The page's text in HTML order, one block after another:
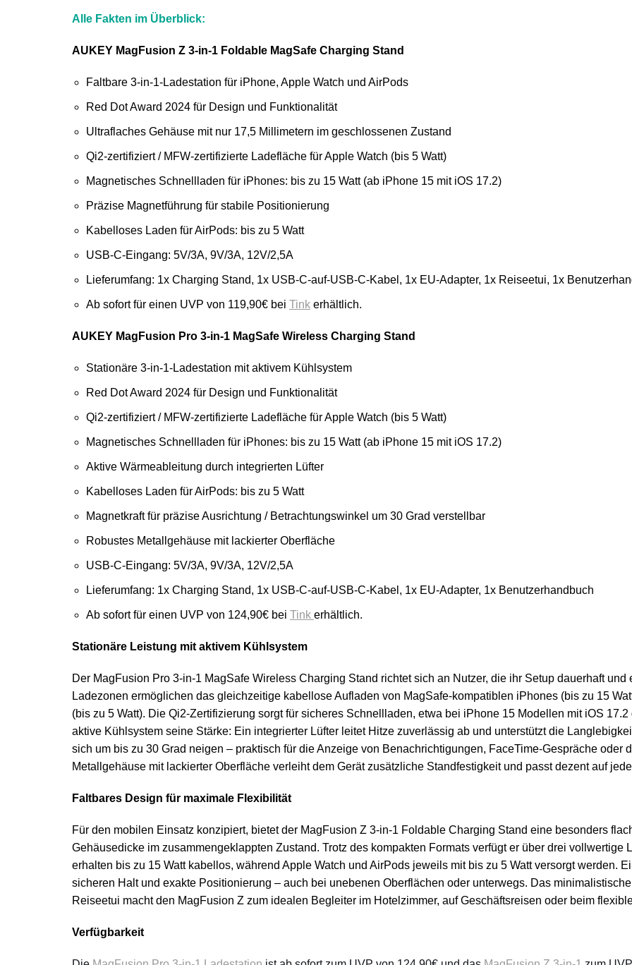
Alle Fakten im Überblick:
AUKEY MagFusion Z 3-in-1 Foldable MagSafe Charging Stand
Faltbare 3-in-1-Ladestation für iPhone, Apple Watch und AirPods
Red Dot Award 2024 für Design und Funktionalität
Ultraflaches Gehäuse mit nur 17,5 Millimetern im geschlossenen Zustand
Qi2-zertifiziert / MFW-zertifizierte Ladefläche für Apple Watch (bis 5 Watt)
Magnetisches Schnellladen für iPhones: bis zu 15 Watt (ab iPhone 15 mit iOS 17.2)
Präzise Magnetführung für stabile Positionierung
Kabelloses Laden für AirPods: bis zu 5 Watt
USB-C-Eingang: 5V/3A, 9V/3A, 12V/2,5A
Lieferumfang: 1x Charging Stand, 1x USB-C-auf-USB-C-Kabel, 1x EU-Adapter, 1x Reiseetui, 1x
Ab sofort für einen UVP von 119,90€ bei Tink erhältlich.
AUKEY MagFusion Pro 3-in-1 MagSafe Wireless Charging Stand
Stationäre 3-in-1-Ladestation mit aktivem Kühlsystem
Red Dot Award 2024 für Design und Funktionalität
Qi2-zertifiziert / MFW-zertifizierte Ladefläche für Apple Watch (bis 5 Watt)
Magnetisches Schnellladen für iPhones: bis zu 15 Watt (ab iPhone 15 mit iOS 17.2)
Aktive Wärmeableitung durch integrierten Lüfter
Kabelloses Laden für AirPods: bis zu 5 Watt
Magnetkraft für präzise Ausrichtung / Betrachtungswinkel um 30 Grad verstellbar
Robustes Metallgehäuse mit lackierter Oberfläche
USB-C-Eingang: 5V/3A, 9V/3A, 12V/2,5A
Lieferumfang: 1x Charging Stand, 1x USB-C-auf-USB-C-Kabel, 1x EU-Adapter, 1x Benutzerhandbuch
Ab sofort für einen UVP von 124,90€ bei Tink erhältlich.
Stationäre Leistung mit aktivem Kühlsystem
Der MagFusion Pro 3-in-1 MagSafe Wireless Charging Stand richtet sich an Nutzer, die ihr Setup dauerhaft
Ladezonen ermöglichen das gleichzeitige kabellose Aufladen von MagSafe-kompatiblen iPhones (bis zu 15
(bis zu 5 Watt). Die Qi2-Zertifizierung sorgt für sicheres Schnellladen, etwa bei iPhone 15 Modellen mit iOS
aktive Kühlsystem seine Stärke: Ein integrierter Lüfter leitet Hitze zuverlässig ab und unterstützt die
sich um bis zu 30 Grad neigen – praktisch für die Anzeige von Benachrichtigungen, FaceTime-Gespräche oder
Metallgehäuse mit lackierter Oberfläche verleiht dem Gerät zusätzliche Standfestigkeit und passt dezent auf
Faltbares Design für maximale Flexibilität
Für den mobilen Einsatz konzipiert, bietet der MagFusion Z 3-in-1 Foldable Charging Stand eine besonders
Gehäusedicke im zusammengeklappten Zustand. Trotz des kompakten Formats verfügt er über drei
erhalten bis zu 15 Watt kabellos, während Apple Watch und AirPods jeweils mit bis zu 5 Watt versorgt werden.
sicheren Halt und exakte Positionierung – auch bei unebenen Oberflächen oder unterwegs. Das
Reiseetui macht den MagFusion Z zum idealen Begleiter im Hotelzimmer, auf Geschäftsreisen oder beim
Verfügbarkeit